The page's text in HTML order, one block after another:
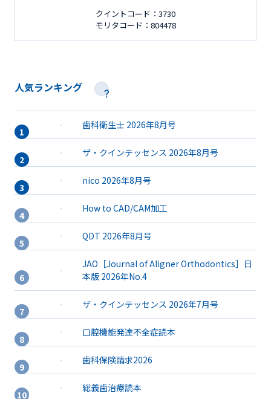
クイントコード：3730
モリタコード：804478
人気ランキング
歯科衛生士 2026年8月号
ザ・クインテッセンス 2026年8月号
nico 2026年8月号
How to CAD/CAM加工
QDT 2026年8月号
JAO［Journal of Aligner Orthodontics］日
本版 2026年No.4
ザ・クインテッセンス 2026年7月号
口腔機能発達不全症読本
歯科保険請求2026
総義歯治療読本